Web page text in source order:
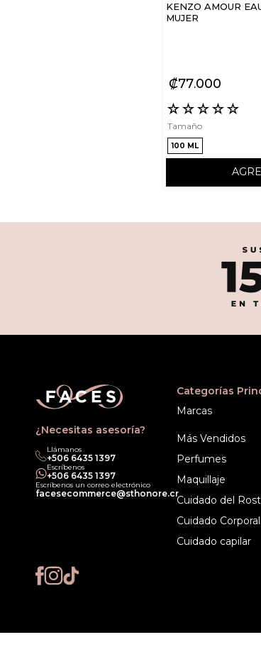
KENZO AMOUR
MUJER
₡77000
☆☆☆☆☆
Tamaño
100 ML
¿Necesitas asesoría?
Llámanos
+506 6435 1397
Escríbenos
+506 6435 1397
Escríbenos un correo electrónico
facesecommerce@sthonore.cr
Categorías
Marcas
Más Vendidos
Perfumes
Maquillaje
Cuidado del
Cuidado Corporal
Cuidado capilar